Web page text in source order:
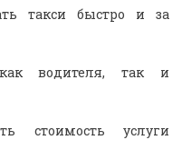
такси быстро и за
водителя, так и
стоимость услуги